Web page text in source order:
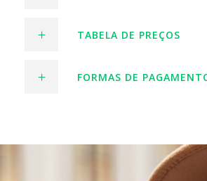
TABELA DE PREÇOS
FORMAS DE